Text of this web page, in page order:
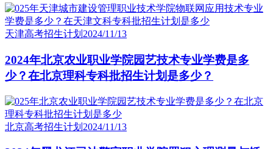
天津高考招生计划 2024/11/13
2024年北京农业职业学院园艺技术专业学费是多
少？在北京理科专科批招生计划是多少？
北京高考招生计划 2024/11/13